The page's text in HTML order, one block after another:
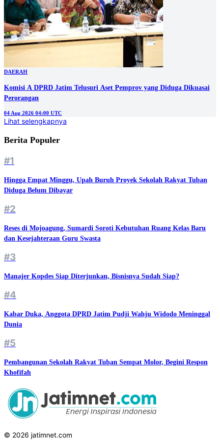
DAERAH
Komisi A DPRD Jatim Telusuri Aset Pemprov yang Diduga Dikuasai
Perorangan
04 Aug 2026 04:00 UTC
Lihat selengkapnya
Berita Populer
#1
Hingga Empat Minggu, Upah Buruh Proyek Sekolah Rakyat Tuban
Diduga Belum Dibayar
#2
Reses di Mojoagung, Sumardi Soroti Kebutuhan Ruang Kelas Baru
dan Kesejahteraan Guru Swasta
#3
Manajer Kopdes Siap Diterjunkan, Bisnisnya Sudah Siap?
#4
Kabar Duka, Anggota DPRD Jatim Pudji Wahju Widodo Meninggal
Dunia
#5
Pembangunan Sekolah Rakyat Tuban Sempat Molor, Begini Respon
Khofifah
© 2026 jatimnet.com